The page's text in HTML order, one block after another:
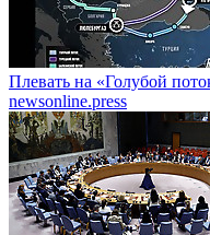
Плевать на «Голубой
newsonline.press